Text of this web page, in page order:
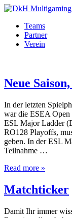
Teams
Partner
Verein
Neue
In der letzten
war die ESEA Open
ESL Major Ladder
RO128 Playoffs,
geben. In der ESL
Teilnahme …
Read more »
Matchticker
Damit Ihr immer